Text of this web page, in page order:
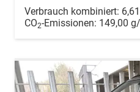
Verbrauch kombiniert:
CO2-Emissionen: 149,00